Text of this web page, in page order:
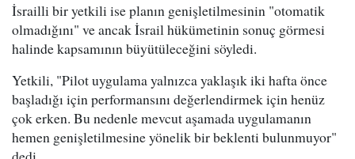
İsrailli bir yetkili ise planın genişletilmesinin "otomatik
olmadığını" ve ancak İsrail hükümetinin sonuç görmesi
halinde kapsamının büyütüleceğini söyledi.
Yetkili, "Pilot uygulama yalnızca yaklaşık iki hafta önce
başladığı için performansını değerlendirmek için henüz
çok erken. Bu nedenle mevcut aşamada uygulamanın
hemen genişletilmesine yönelik bir beklenti bulunmuyor"